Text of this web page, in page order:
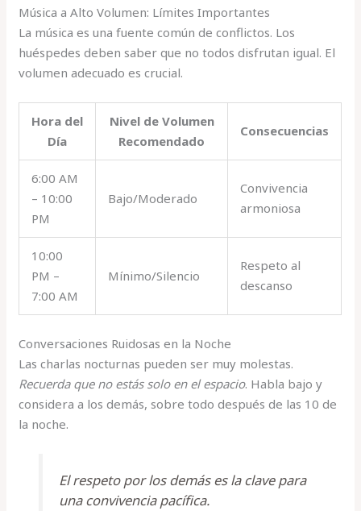
Música a Alto Volumen: Límites Importantes
La música es una fuente común de conflictos. Los
huéspedes deben saber que no todos disfrutan igual. El
volumen adecuado es crucial.
Hora del
Día
Nivel de Volumen
Recomendado
Consecuencias
6:00 AM
– 10:00
PM
Bajo/Moderado
Convivencia
armoniosa
10:00
PM –
7:00 AM
Mínimo/Silencio
Respeto al
descanso
Conversaciones Ruidosas en la Noche
Las charlas nocturnas pueden ser muy molestas.
Recuerda que no estás solo en el espacio. Habla bajo y
considera a los demás, sobre todo después de las 10 de
la noche.
El respeto por los demás es la clave para
una convivencia pacífica.